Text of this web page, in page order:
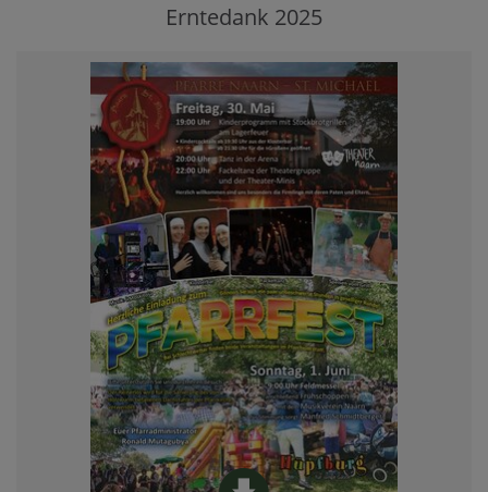
Erntedank 2025